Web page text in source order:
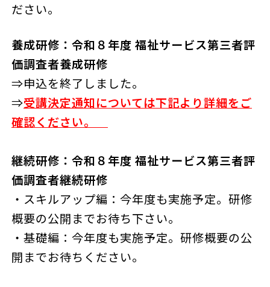
ださい。
養成研修：令和８年度 福祉サービス第三者評
価調査者養成研修
⇒申込を終了しました。
⇒受講決定通知については下記より詳細をご
確認ください。
継続研修：令和８年度 福祉サービス第三者評
価調査者継続研修
・スキルアップ編：今年度も実施予定。研修
概要の公開までお待ち下さい。
・基礎編：今年度も実施予定。研修概要の公
開までお待ちください。